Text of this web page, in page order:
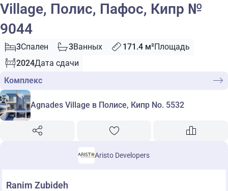
Village, Полис, Пафос, Кипр №
9044
3Спален 3Ванных 171.4 м²Площадь
2024Дата сдачи
Комплекс
Agnades Village в Полисе, Кипр No. 5532
Aristo Developers
Ranim Zubideh